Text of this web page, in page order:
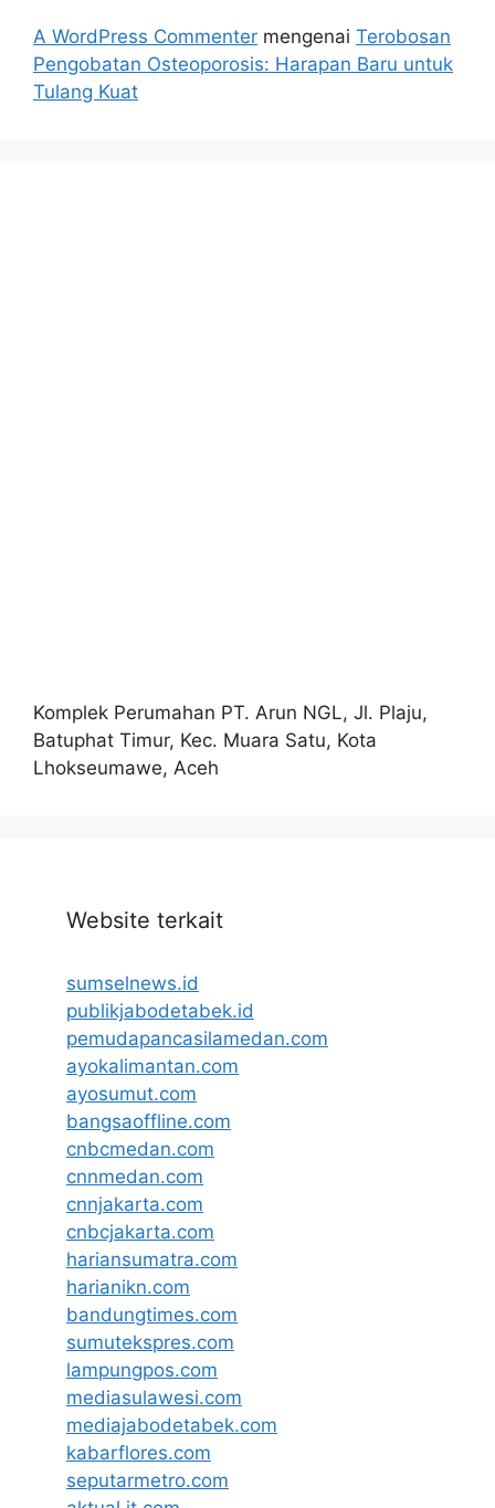
A WordPress Commenter mengenai Terobosan
Pengobatan Osteoporosis: Harapan Baru untuk
Tulang Kuat
Komplek Perumahan PT. Arun NGL, Jl. Plaju,
Batuphat Timur, Kec. Muara Satu, Kota
Lhokseumawe, Aceh
Website terkait
sumselnews.id
publikjabodetabek.id
pemudapancasilamedan.com
ayokalimantan.com
ayosumut.com
bangsaoffline.com
cnbcmedan.com
cnnmedan.com
cnnjakarta.com
cnbcjakarta.com
hariansumatra.com
harianikn.com
bandungtimes.com
sumutekspres.com
lampungpos.com
mediasulawesi.com
mediajabodetabek.com
kabarflores.com
seputarmetro.com